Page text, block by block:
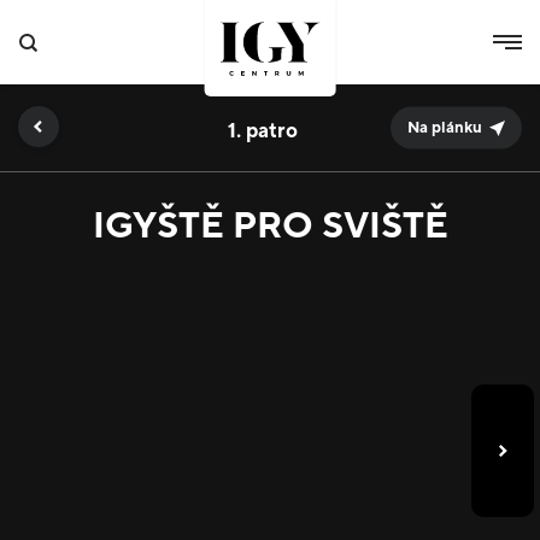
IGYŠTĚ PRO SVIŠTĚ
1. Na plánku